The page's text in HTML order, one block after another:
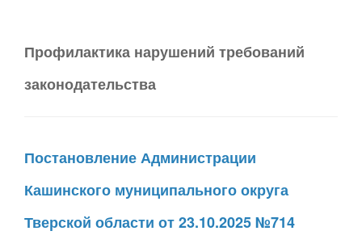
Профилактика нарушений требований
законодательства
Постановление Администрации
Кашинского муниципального округа
Тверской области от 23.10.2025 №714